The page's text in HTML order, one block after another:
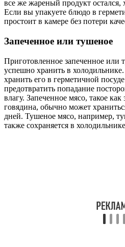
все же жареный продукт остался,
Если вы упакуете блюдо в
простоит в камере без потери
Запеченное или тушеное
Приготовленное запеченное или
успешно хранить в
хранить его в герметичной
предотвратить попадание
влагу. Запеченное мясо, такое
говядина, обычно может
дней. Тушеное мясо, например,
также сохраняется в